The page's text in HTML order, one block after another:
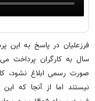
سال به کارگران پرداخت
صورت رسمی ابلاغ نشود،
نیستند اما از آنجا که